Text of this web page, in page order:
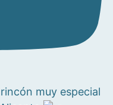
rincón muy especial